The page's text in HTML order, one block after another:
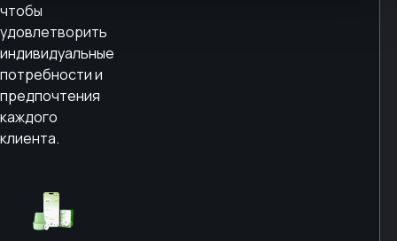
чтобы
удовлетворить
индивидуальные
потребности и
предпочтения
каждого
клиента.